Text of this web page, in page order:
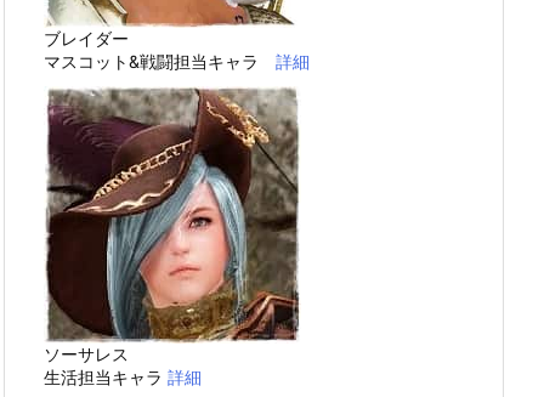
ブレイダー
マスコット&戦闘担当キャラ 詳細
ソーサレス
生活担当キャラ 詳細